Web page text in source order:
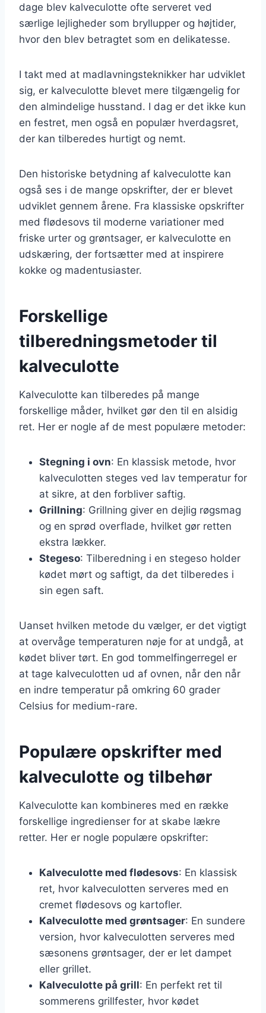
dage blev kalveculotte ofte serveret ved
særlige lejligheder som bryllupper og højtider,
hvor den blev betragtet som en delikatesse.
I takt med at madlavningsteknikker har udviklet
sig, er kalveculotte blevet mere tilgængelig for
den almindelige husstand. I dag er det ikke kun
en festret, men også en populær hverdagsret,
der kan tilberedes hurtigt og nemt.
Den historiske betydning af kalveculotte kan
også ses i de mange opskrifter, der er blevet
udviklet gennem årene. Fra klassiske opskrifter
med flødesovs til moderne variationer med
friske urter og grøntsager, er kalveculotte en
udskæring, der fortsætter med at inspirere
kokke og madentusiaster.
Forskellige
tilberedningsmetoder til
kalveculotte
Kalveculotte kan tilberedes på mange
forskellige måder, hvilket gør den til en alsidig
ret. Her er nogle af de mest populære metoder:
Stegning i ovn: En klassisk metode, hvor
kalveculotten steges ved lav temperatur for
at sikre, at den forbliver saftig.
Grillning: Grillning giver en dejlig røgsmag
og en sprød overflade, hvilket gør retten
ekstra lækker.
Stegeso: Tilberedning i en stegeso holder
kødet mørt og saftigt, da det tilberedes i
sin egen saft.
Uanset hvilken metode du vælger, er det vigtigt
at overvåge temperaturen nøje for at undgå, at
kødet bliver tørt. En god tommelfingerregel er
at tage kalveculotten ud af ovnen, når den når
en indre temperatur på omkring 60 grader
Celsius for medium-rare.
Populære opskrifter med
kalveculotte og tilbehør
Kalveculotte kan kombineres med en række
forskellige ingredienser for at skabe lækre
retter. Her er nogle populære opskrifter:
Kalveculotte med flødesovs: En klassisk
ret, hvor kalveculotten serveres med en
cremet flødesovs og kartofler.
Kalveculotte med grøntsager: En sundere
version, hvor kalveculotten serveres med
sæsonens grøntsager, der er let dampet
eller grillet.
Kalveculotte på grill: En perfekt ret til
sommerens grillfester, hvor kødet